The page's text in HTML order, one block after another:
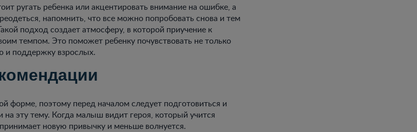
ругать ребенка или акцентировать внимание на ошибке, а
напомнить, что все можно попробовать снова и тем
подход создает атмосферу, в которой приучение к
темпом. Это поможет ребенку почувствовать не только
и поддержку взрослых.
форме, поэтому перед началом следует подготовиться и
на эту тему. Когда малыш видит героя, который учится
новую привычку и меньше волнуется.